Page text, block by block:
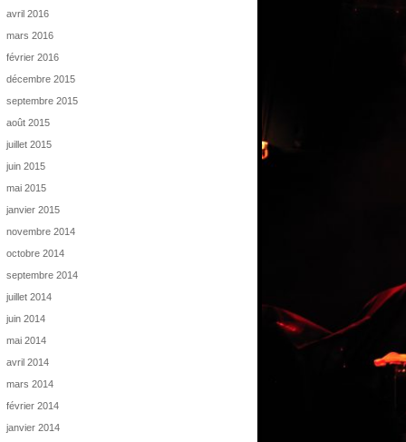
avril 2016
mars 2016
février 2016
décembre 2015
septembre 2015
août 2015
juillet 2015
juin 2015
mai 2015
janvier 2015
novembre 2014
octobre 2014
septembre 2014
juillet 2014
juin 2014
mai 2014
avril 2014
mars 2014
février 2014
janvier 2014